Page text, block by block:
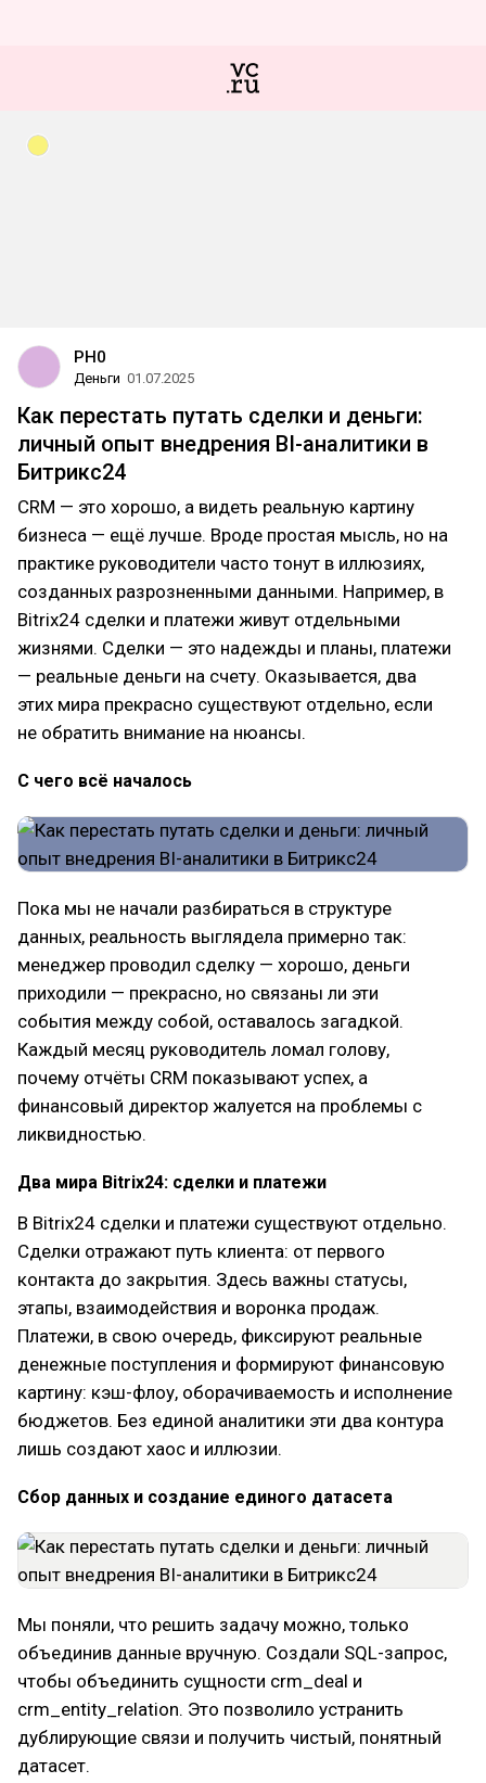
PH0
Деньги 01.07.2025
Как перестать путать сделки и деньги:
личный опыт внедрения BI-аналитики в
Битрикс24
CRM — это хорошо, а видеть реальную картину
бизнеса — ещё лучше. Вроде простая мысль, но на
практике руководители часто тонут в иллюзиях,
созданных разрозненными данными. Например, в
Bitrix24 сделки и платежи живут отдельными
жизнями. Сделки — это надежды и планы, платежи
— реальные деньги на счету. Оказывается, два
этих мира прекрасно существуют отдельно, если
не обратить внимание на нюансы.
С чего всё началось
Пока мы не начали разбираться в структуре
данных, реальность выглядела примерно так:
менеджер проводил сделку — хорошо, деньги
приходили — прекрасно, но связаны ли эти
события между собой, оставалось загадкой.
Каждый месяц руководитель ломал голову,
почему отчёты CRM показывают успех, а
финансовый директор жалуется на проблемы с
ликвидностью.
Два мира Bitrix24: сделки и платежи
В Bitrix24 сделки и платежи существуют отдельно.
Сделки отражают путь клиента: от первого
контакта до закрытия. Здесь важны статусы,
этапы, взаимодействия и воронка продаж.
Платежи, в свою очередь, фиксируют реальные
денежные поступления и формируют финансовую
картину: кэш-флоу, оборачиваемость и исполнение
бюджетов. Без единой аналитики эти два контура
лишь создают хаос и иллюзии.
Сбор данных и создание единого датасета
Мы поняли, что решить задачу можно, только
объединив данные вручную. Создали SQL-запрос,
чтобы объединить сущности crm_deal и
crm_entity_relation. Это позволило устранить
дублирующие связи и получить чистый, понятный
датасет.